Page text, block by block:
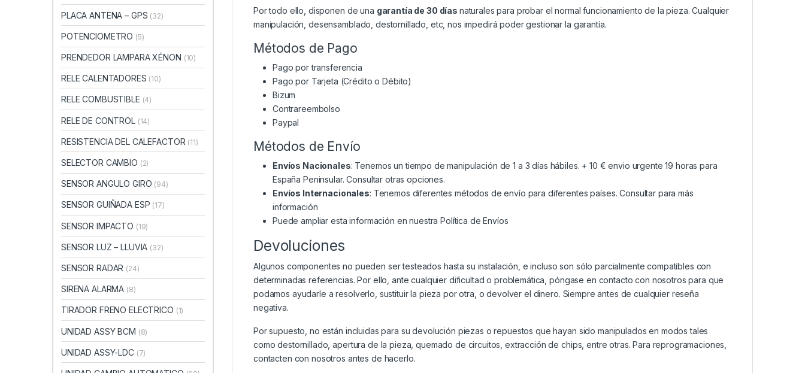
Por todo ello, disponen de una garantía de 30 días naturales para probar el normal funcionamiento de la pieza. Cualquier
manipulación, desensamblado, destornillado, etc, nos impedirá poder gestionar la garantía.
Métodos de Pago
Pago por transferencia
Pago por Tarjeta (Crédito o Débito)
Bizum
Contrareembolso
Paypal
Métodos de Envío
Envíos Nacionales: Tenemos un tiempo de manipulación de 1 a 3 días hábiles. + 10 € envio urgente 19 horas para
España Peninsular. Consultar otras opciones.
Envíos Internacionales: Tenemos diferentes métodos de envío para diferentes países. Consultar para más
información
Puede ampliar esta información en nuestraPolítica de Envíos
Devoluciones
Algunos componentes no pueden ser testeados hasta su instalación, e incluso son sólo parcialmente compatibles con
determinadas referencias. Por ello, ante cualquier dificultad o problemática, póngase en contacto con nosotros para que
podamos ayudarle a resolverlo, sustituir la pieza por otra, o devolver el dinero. Siempre antes de cualquier reseña
negativa.
Por supuesto, no están incluidas para su devolución piezas o repuestos que hayan sido manipulados en modos tales
como destornillado, apertura de la pieza, quemado de circuitos, extracción de chips, entre otras. Para reprogramaciones,
contacten con nosotros antes de hacerlo.
PLACA ANTENA – GPS (32)
POTENCIOMETRO (5)
PRENDEDOR LAMPARA XÉNON (10)
RELE CALENTADORES (10)
RELE COMBUSTIBLE (4)
RELE DE CONTROL (14)
RESISTENCIA DEL CALEFACTOR (11)
SELECTOR CAMBIO (2)
SENSOR ANGULO GIRO (94)
SENSOR GUIÑADA ESP (17)
SENSOR IMPACTO (19)
SENSOR LUZ – LLUVIA (32)
SENSOR RADAR (24)
SIRENA ALARMA (8)
TIRADOR FRENO ELECTRICO (1)
UNIDAD ASSY BCM (8)
UNIDAD ASSY-LDC (7)